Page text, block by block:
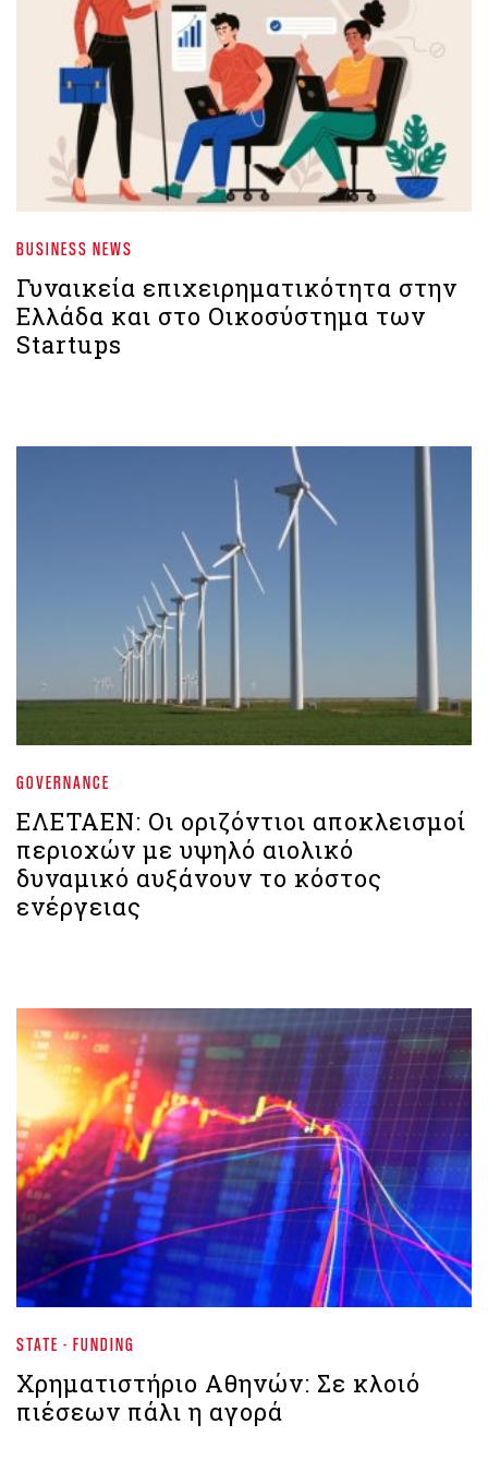
BUSINESS NEWS
Γυναικεία επιχειρηματικότητα στην
Ελλάδα και στο Οικοσύστημα των
Startups
GOVERNANCE
ΕΛΕΤΑΕΝ: Οι οριζόντιοι αποκλεισμοί
περιοχών με υψηλό αιολικό
δυναμικό αυξάνουν το κόστος
ενέργειας
STATE - FUNDING
Χρηματιστήριο Aθηνών: Σε κλοιό
πιέσεων πάλι η αγορά